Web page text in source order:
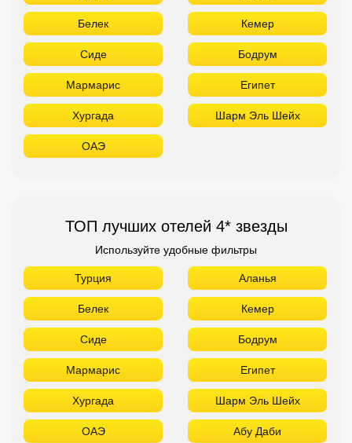
Белек Кемер
Сиде Бодрум
Мармарис Египет
Хургада Шарм Эль Шейх
ОАЭ
ТОП лучших отелей 4* звезды
Используйте удобные фильтры
Турция Аланья
Белек Кемер
Сиде Бодрум
Мармарис Египет
Хургада Шарм Эль Шейх
ОАЭ Абу Даби